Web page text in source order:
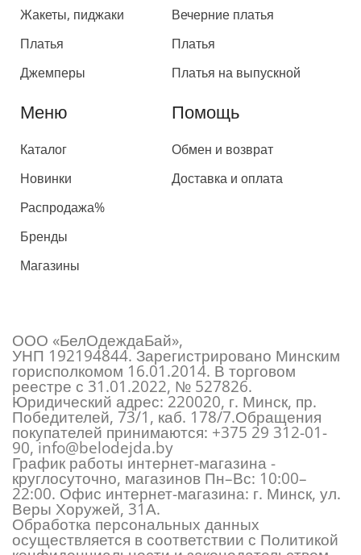
Жакеты, пиджаки
Платья
Джемперы
Вечерние платья
Платья
Платья на выпускной
Меню
Каталог
Новинки
Распродажа%
Бренды
Магазины
Помощь
Обмен и возврат
Доставка и оплата
ООО «БелОдеждаБай»,
УНП 192194844. Зарегистрировано Минским
горисполкомом 16.01.2014. В торговом
реестре с 31.01.2022, № 527826.
Юридический адрес: 220020, г. Минск, пр.
Победителей, 73/1, каб. 178/7.Обращения
покупателей принимаются: +375 29 312-01-
90,info@belodejda.by
График работы интернет-магазина -
круглосуточно, магазинов Пн–Вс: 10:00–
22:00. Офис интернет-магазина: г. Минск, ул.
Веры Хоружей, 31А.
Обработка персональных данных
осуществляется в соответствии с Политикой